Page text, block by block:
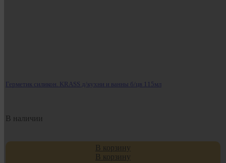
Герметик силикон. KRASS д/кухни и ванны б/цв 115мл
В наличии
В корзину
В корзину